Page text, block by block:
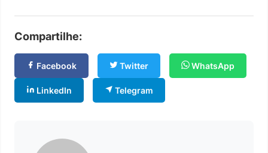
Compartilhe:
Facebook Twitter WhatsApp
LinkedIn Telegram